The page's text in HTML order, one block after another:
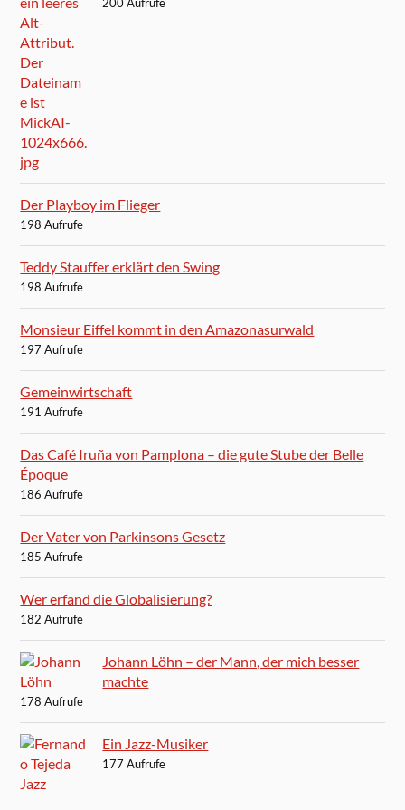
Der Playboy im Flieger
198 Aufrufe
Teddy Stauffer erklärt den Swing
198 Aufrufe
Monsieur Eiffel kommt in den Amazonasurwald
197 Aufrufe
Gemeinwirtschaft
191 Aufrufe
Das Café Iruña von Pamplona – die gute Stube der Belle
Époque
186 Aufrufe
Der Vater von Parkinsons Gesetz
185 Aufrufe
Wer erfand die Globalisierung?
182 Aufrufe
Johann Löhn – der Mann, der mich besser
machte
178 Aufrufe
Ein Jazz-Musiker
177 Aufrufe